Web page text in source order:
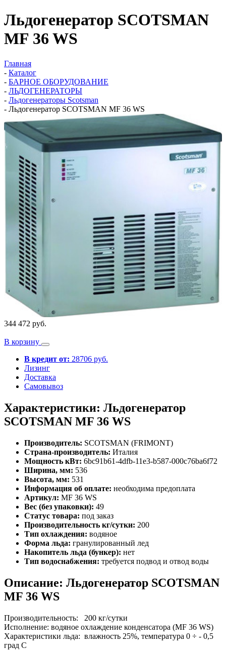
Льдогенератор SCOTSMAN
MF 36 WS
Главная
- Каталог
- БАРНОЕ ОБОРУДОВАНИЕ
- ЛЬДОГЕНЕРАТОРЫ
- Льдогенераторы Scotsman
- Льдогенератор SCOTSMAN MF 36 WS
344 472 руб.
В корзину
В кредит от: 28706 руб.
Лизинг
Доставка
Самовывоз
Характеристики: Льдогенератор
SCOTSMAN MF 36 WS
Производитель: SCOTSMAN (FRIMONT)
Страна-производитель: Италия
Мощность кВт: 6bc91b61-4dfb-11e3-b587-000c76ba6f72
Ширина, мм: 536
Высота, мм: 531
Информация об оплате: необходима предоплата
Артикул: MF 36 WS
Вес (без упаковки): 49
Статус товара: под заказ
Производительность кг/сутки: 200
Тип охлаждения: водяное
Форма льда: гранулированный лед
Накопитель льда (бункер): нет
Тип водоснабжения: требуется подвод и отвод воды
Описание: Льдогенератор SCOTSMAN
MF 36 WS
Производительность: 200 кг/сутки
Исполнение: водяное охлаждение конденсатора (MF 36 WS)
Характеристики льда: влажность 25%, температура 0 ÷ - 0,5
град С